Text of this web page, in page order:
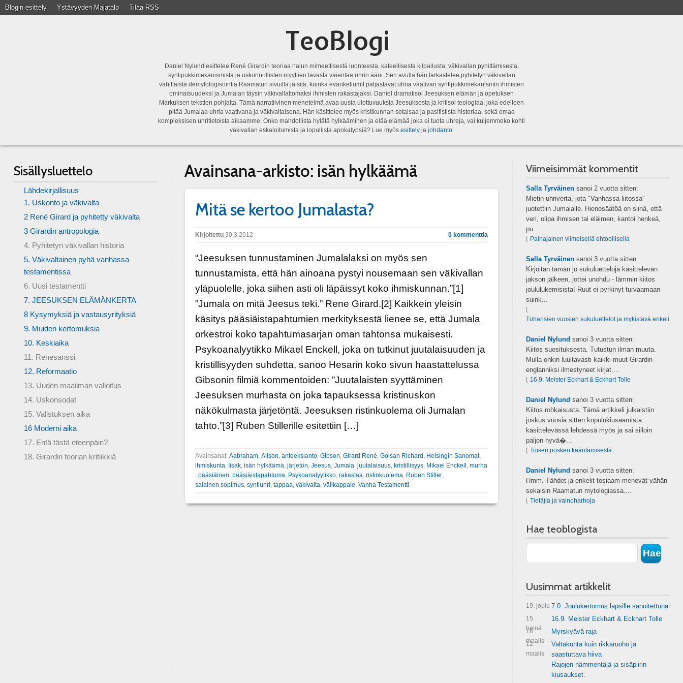
Blogin esittely Ystävyyden Majatalo Tilaa RSS
TeoBlogi
Daniel Nylund esittelee René Girardin teoriaa halun mimeettisestä luonteesta, kateellisesta kilpailusta, väkivallan pyhittämisestä,
syntipukkimekanismista ja uskonnollisten myyttien tavasta vaientaa uhrin ääni. Sen avulla hän tarkastelee pyhitetyn väkivallan
vähittäistä demytologisointia Raamatun sivuilla ja sitä, kuinka evankeliumit paljastavat uhria vaativan syntipukkimekanismin ihmisten
ominaisuudeksi ja Jumalan täysin väkivallattomaksi ihmisten rakastajaksi. Daniel dramatisoi Jeesuksen elämän ja opetuksen
Markuksen tekstien pohjalta. Tämä narratiivinen menetelmä avaa uusia ulottuvuuksia Jeesuksesta ja kritisoi teologiaa, joka edelleen
pitää Jumalaa uhria vaativana ja väkivaltaisena. Hän käsittelee myös kristikunnan sotaisaa ja pasifistista historiaa, sekä omaa
kompleksisen uhritietoista aikaamme. Onko mahdollista hylätä hylkääminen ja elää elämää joka ei tuota uhreja, vai kuljemmeko kohti
väkivallan eskaloitumista ja lopullista apokalypsiä? Lue myös esittelyja johdanto.
Avainsana-arkisto: isän hylkäämä
Mitä se kertoo Jumalasta?
Kirjoitettu30.3.2012 0 kommenttia
“Jeesuksen tunnustaminen Jumalalaksi on myös sen
tunnustamista, että hän ainoana pystyi nousemaan sen väkivallan
yläpuolelle, joka siihen asti oli läpäissyt koko ihmiskunnan.”[1]
”Jumala on mitä Jeesus teki.” Rene Girard.[2] Kaikkein yleisin
käsitys pääsiäistapahtumien merkityksestä lienee se, että Jumala
orkestroi koko tapahtumasarjan oman tahtonsa mukaisesti.
Psykoanalyytikko Mikael Enckell, joka on tutkinut juutalaisuuden ja
kristillisyyden suhdetta, sanoo Hesarin koko sivun haastattelussa
Gibsonin filmiä kommentoiden: ”Juutalaisten syyttäminen
Jeesuksen murhasta on joka tapauksessa kristinuskon
näkökulmasta järjetöntä. Jeesuksen ristinkuolema oli Jumalan
tahto.”[3] Ruben Stillerille esitettiin […]
Avainsanat: Aabraham, Alison anteeksianto, Gibson Girard René Golsan Richard Helsingin Sanomat,
ihmiskunta Iisak, isän hylkäämä järjetön Jeesus, Jumala juutalaisuus, kristillisyys, Mikael Enckell murha
pääsiäinen pääsiäistapahtuma Psykoanalyytikko, rakastaa ristinkuolema Ruben Stiller,
salainen sopimus, syntiuhri tappaa väkivalta välikappale Vanha Testamentti
Sisällysluettelo
Lähdekirjallisuus
1. Uskonto ja väkivalta
2 René Girard ja pyhitetty väkivalta
3 Girardin antropologia
4. Pyhitetyn väkivallan historia
5. Väkivaltainen pyhä vanhassa
testamentissa
6. Uusi testamentti
7. JEESUKSEN ELÄMÄNKERTA
8 Kysymyksiä ja vastausyrityksiä
9. Muiden kertomuksia
10. Keskiaika
11. Renesanssi
12. Reformaatio
13. Uuden maailman valloitus
14. Uskonsodat
15. Valistuksen aika
16 Moderni aika
17. Entä tästä eteenpäin?
18. Girardin teorian kritiikkiä
Viimeisimmät kommentit
Salla Tyrväinensanoi 2 vuotta sitten:
Mietin uhriverta, jota "Vanhassa liitossa"
juotettiin Jumalalle. Hienosäätöä on siinä, että
veri, olipa ihmisen tai eläimen, kantoi henkeä,
pu...
Painajainen viimeisellä ehtoollisella
Salla Tyrväinensanoi 3 vuotta sitten:
Kirjoitan tämän jo sukuluetteloja käsittelevän
jakson jälkeen, jottei unohdu - lämmin kiitos
joululukemisista! Ruut ei pyrkinyt turvaamaan
suink...
Tuhansien vuosien sukuluettelot ja mykistävä enkeli
Daniel Nylund sanoi 3 vuotta sitten:
Kiitos suosituksesta. Tutustun ilman muuta.
Mulla onkin luultavasti kaikki muut Girardin
englanniksi ilmestyneet kirjat....
16.9. Meister Eckhart & Eckhart Tolle
Daniel Nylund sanoi 3 vuotta sitten:
Kiitos rohkaisusta. Tämä artikkeli julkaistiin
joskus vuosia sitten kopulukiusaamista
käsittelevässä lehdessä myös ja sai silloin
paljon hyvä�...
Toisen posken kääntämisestä
Daniel Nylund sanoi 3 vuotta sitten:
Hmm. Tähdet ja enkelit tosiaam menevät vähän
sekaisin Raamatun mytologiassa....
Tietäjiä ja vainoharhoja
Hae teoblogista
Uusimmat artikkelit
19. joulu 7.0. Joulukertomus lapsille sanoitettuna
15.
heinä
16.9. Meister Eckhart & Eckhart Tolle
16.
maalis
Myrskyävä raja
12.
maalis
Valtakunta kuin rikkaruoho ja
saastuttava hiiva
Rajojen hämmentäjä ja sisäpiirin
kiusaukset.